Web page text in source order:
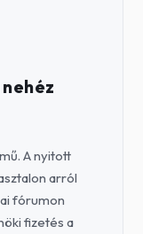
A nyitott
arról
fórumon
fizetés a